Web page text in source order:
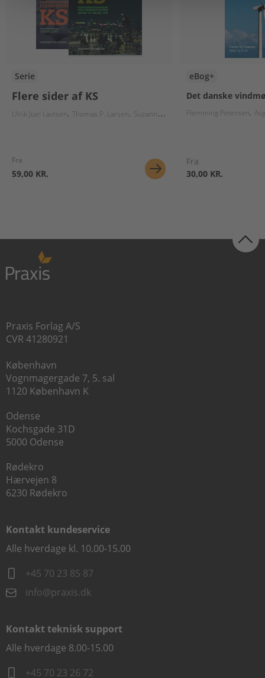
Serie
Flere sider af KS
Ulrik Juel Lavtsen Thomas P. Larsen Suzanne Gudbjerg-Hansen Jakob
Fra
59,00 KR.
eBog+
Det danske
Flemming Petersen
Fra
30,00 KR.
Praxis Forlag A/S
CVR 41280921
København
Vognmagergade 7, 5. sal
1120 København K
Odense
Kochsgade 31D
5000 Odense
Rødekro
Hærvejen 8
6230 Rødekro
Kontakt kundeservice
Alle hverdage kl. 10.00-15.00
+45 70 23 85 87
info@praxis.dk
Kontakt teknisk support
Alle hverdage 8.00-15.00
+45 70 23 26 72